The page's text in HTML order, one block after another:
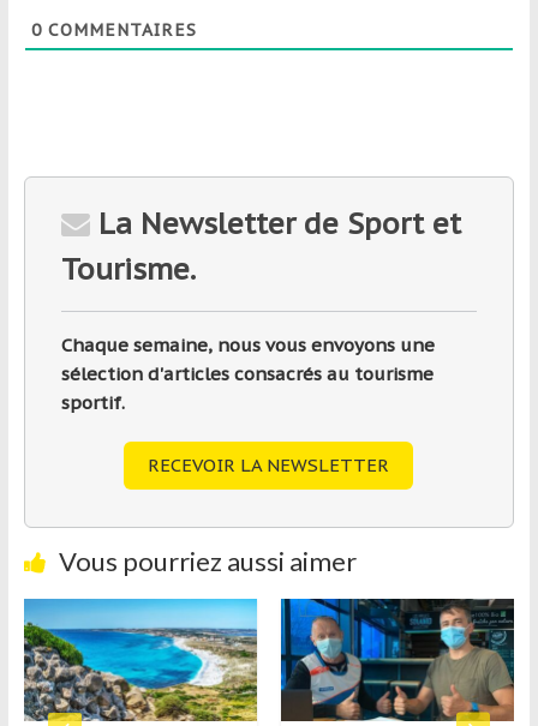
0COMMENTAIRES
La Newsletter de Sport et
Tourisme.
Chaque semaine, nous vous envoyons une
sélection d'articles consacrés au tourisme
sportif.
RECEVOIR LA NEWSLETTER
Vous pourriez aussi aimer